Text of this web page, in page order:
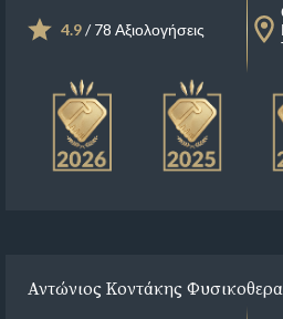
4.9/ 78 Αξιολογήσεις
Αντώνιος Κοντάκης